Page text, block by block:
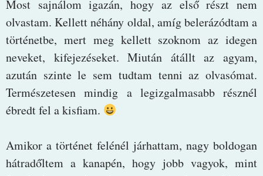
Most sajnálom igazán, hogy az első részt nem
olvastam. Kellett néhány oldal, amíg belerázódtam a
történetbe, mert meg kellett szoknom az idegen
neveket, kifejezéseket. Miután átállt az agyam,
azután szinte le sem tudtam tenni az olvasómat.
Természetesen mindig a legizgalmasabb résznél
ébredt fel a kisfiam.
Amikor a történet felénél járhattam, nagy boldogan
hátradőltem a kanapén, hogy jobb vagyok, mint